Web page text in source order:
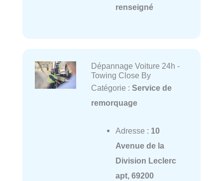
renseigné
Dépannage Voiture 24h -
Towing Close By
Catégorie : Service de
remorquage
Adresse : 10
Avenue de la
Division Leclerc
apt, 69200